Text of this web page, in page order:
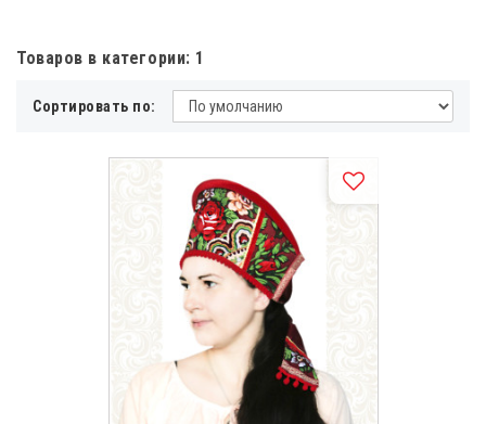
Товаров в категории: 1
Сортировать по: